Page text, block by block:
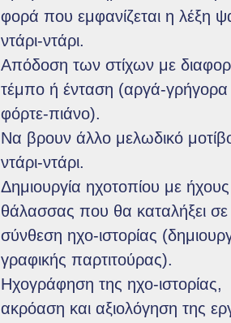
φορά που εμφανίζεται η λέξη
ντάρι-ντάρι.
Απόδοση των στίχων με
τέμπο ή ένταση (αργά-
φόρτε-πιάνο).
Να βρουν άλλο μελωδικό
ντάρι-ντάρι.
Δημιουργία ηχοτοπίου με
θάλασσας που θα καταλήξει σε
σύνθεση ηχο-ιστορίας
γραφικής παρτιτούρας).
Ηχογράφηση της ηχο-ιστορίας,
ακρόαση και αξιολόγηση της